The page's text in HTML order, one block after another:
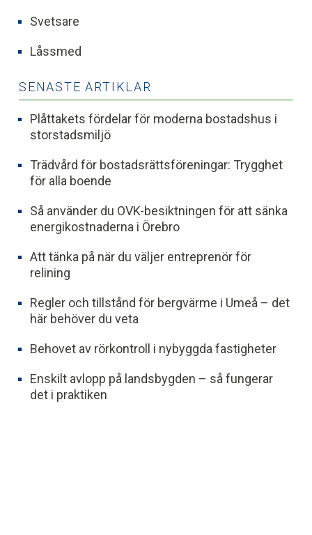
Svetsare
Låssmed
SENASTE ARTIKLAR
Plåttakets fördelar för moderna bostadshus i
storstadsmiljö
Trädvård för bostadsrättsföreningar: Trygghet
för alla boende
Så använder du OVK-besiktningen för att sänka
energikostnaderna i Örebro
Att tänka på när du väljer entreprenör för
relining
Regler och tillstånd för bergvärme i Umeå – det
här behöver du veta
Behovet av rörkontroll i nybyggda fastigheter
Enskilt avlopp på landsbygden – så fungerar
det i praktiken